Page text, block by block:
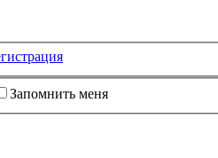
Запомнить меня